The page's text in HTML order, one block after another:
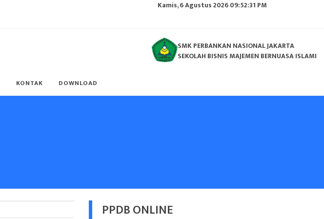
Kamis, 6 Agustus 2026 09:52:32 PM
SMK PERBANKAN NASIONAL JAKARTA
SEKOLAH BISNIS MAJEMEN BERNUASA ISLAMI
KONTAK DOWNLOAD
PPDB ONLINE